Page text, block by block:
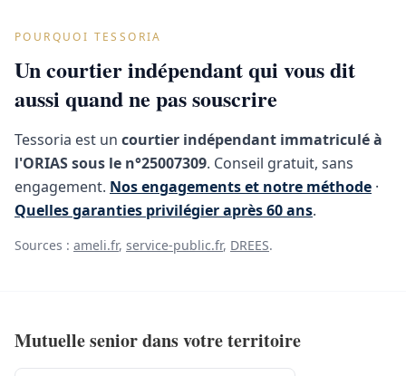
POURQUOI TESSORIA
Un courtier indépendant qui vous dit
aussi quand ne pas souscrire
Tessoria est un courtier indépendant immatriculé à
l'ORIAS sous le n°25007309. Conseil gratuit, sans
engagement. Nos engagements et notre méthode ·
Quelles garanties privilégier après 60 ans.
Sources : ameli.fr, service-public.fr, DREES.
Mutuelle senior dans votre territoire